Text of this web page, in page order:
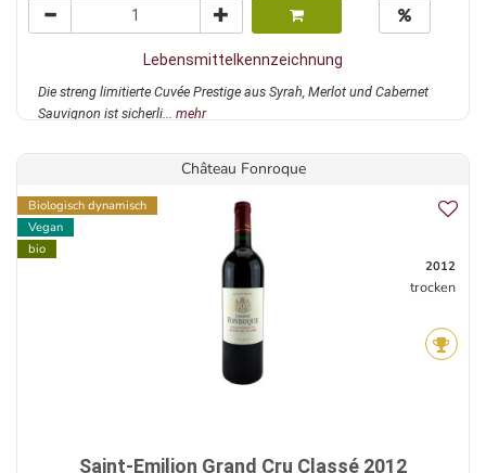
Lebensmittelkennzeichnung
Die streng limitierte Cuvée Prestige aus Syrah, Merlot und Cabernet
Sauvignon ist sicherli... mehr
Château Fonroque
Biologisch dynamisch
Vegan
bio
2012
trocken
Saint-Emilion Grand Cru Classé 2012